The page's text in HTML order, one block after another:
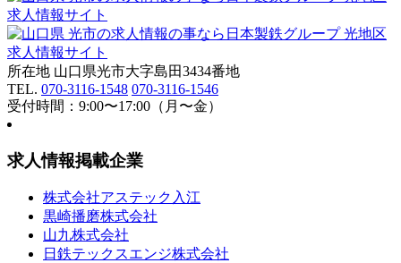
所在地 山口県光市大字島田3434番地
TEL. 070-3116-1548 070-3116-1546
受付時間：9:00〜17:00（月〜金）
求人情報掲載企業
株式会社アステック入江
黒崎播磨株式会社
山九株式会社
日鉄テックスエンジ株式会社